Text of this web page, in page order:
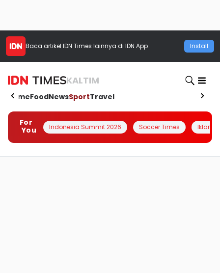
Baca artikel IDN Times lainnya di IDN App Install
KALTIM
HomeFoodNewsSportTravel
For
You
Indonesia Summit 2026 Soccer Times Iklanin